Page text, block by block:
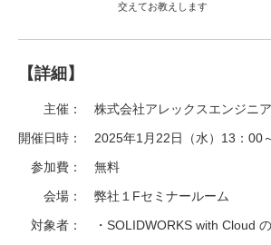
交えてお教えします
【詳細】
主催： 株式会社アレックスエンジニア
開催日時： 2025年1月22日（水）13：00
参加費： 無料
会場： 弊社１Fセミナールーム
対象者： ・SOLIDWORKS with Cloud